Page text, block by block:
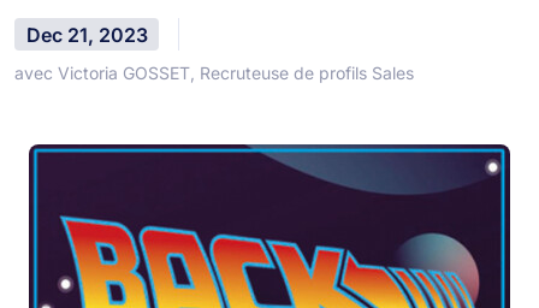
Dec 21, 2023
avec Victoria GOSSET, Recruteuse de profils Sales